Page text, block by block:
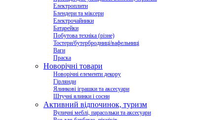
Електроплити
Блендери та міксери
Електрочайники
Батарейки
Побутова техніка (різне)
Тостери/бутербродниці/вафельниці
Ваги
Праска
Новорічні товари
Новорічні елементи декору
Гірлянди
Ялинкові іграшки та аксесуари
Штучні ялинки і сосни
Активний відпочинок, туризм
Вуличні меблі, парасольки та аксесуари